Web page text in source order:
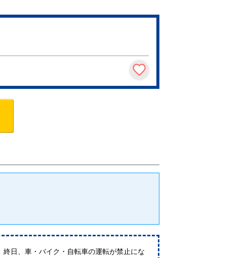
日、車・バイク・自転車の運転が禁止にな